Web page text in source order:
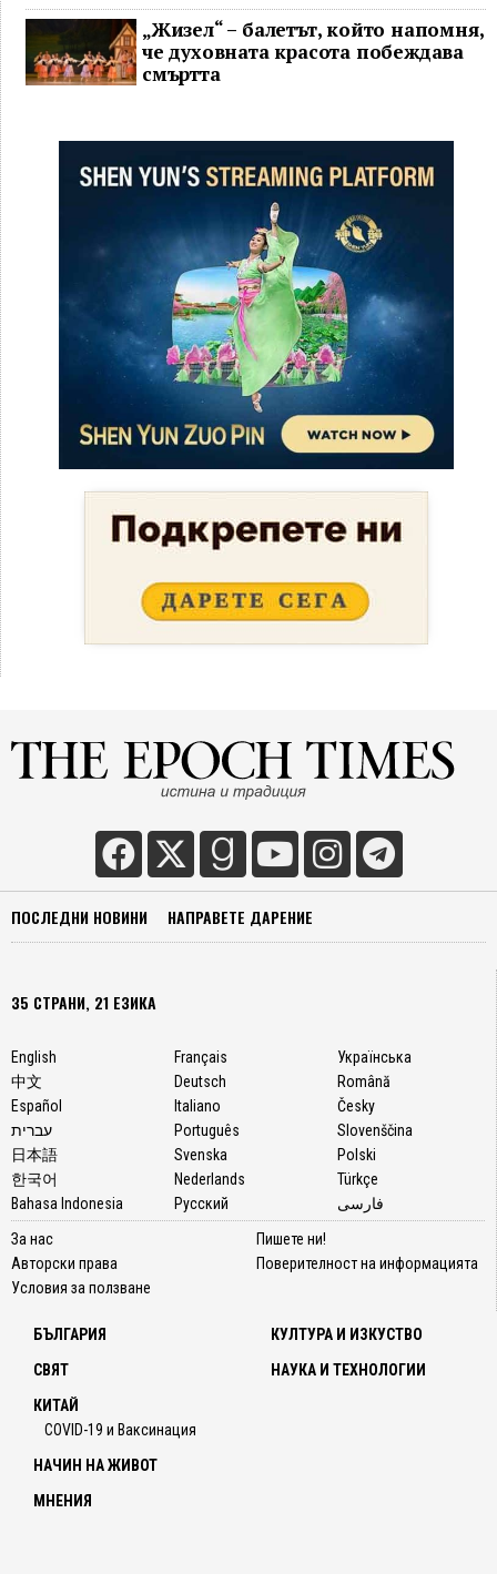
„Жизел“ – балетът, който напомня,
че духовната красота побеждава
смъртта
ПОСЛЕДНИ НОВИНИ НАПРАВЕТЕ ДАРЕНИЕ
35 СТРАНИ, 21 ЕЗИКА
English
中文
Español
עברית
日本語
한국어
Bahasa Indonesia
Français
Deutsch
Italiano
Português
Svenska
Nederlands
Русский
Українська
Română
Česky
Slovenščina
Polski
Türkçe
فارسی
За нас
Авторски права
Условия за ползване
Пишете ни!
Поверителност на информацията
БЪЛГАРИЯ
СВЯТ
КИТАЙ
COVID-19 и Ваксинация
КУЛТУРА И ИЗКУСТВО
НАУКА И ТЕХНОЛОГИИ
НАЧИН НА ЖИВОТ
МНЕНИЯ